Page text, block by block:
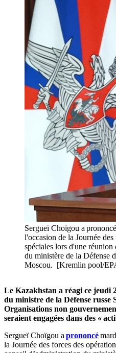
Sergueï Choïgou a
l'occasion de la Journée
spéciales lors d'une
du ministère de la Défense
Moscou. [Kremlin pool/
Le Kazakhstan a réagi ce jeudi
du ministre de la Défense russe
Organisations non
seraient engagées dans des «
Sergueï Choïgou a prononcé
la Journée des forces des